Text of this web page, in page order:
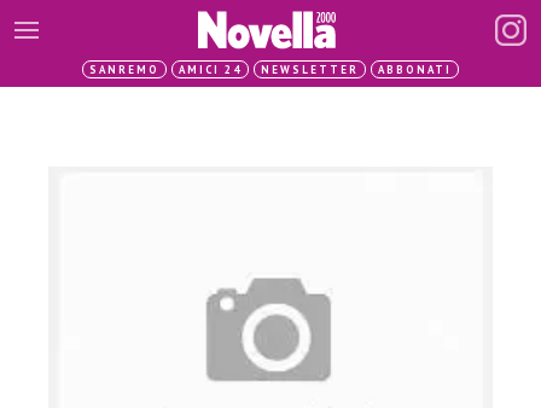
SANREMO AMICI 24 NEWSLETTER ABBONATI